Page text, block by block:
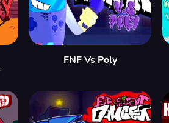
FNF Vs Poly